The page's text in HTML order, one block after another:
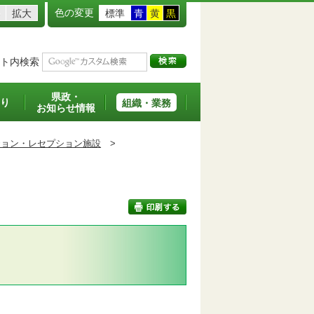
拡大 色の変更 標準 青 黄 黒
内検索
県政・
お知らせ情報
組織・業務
ン・レセプション施設 >